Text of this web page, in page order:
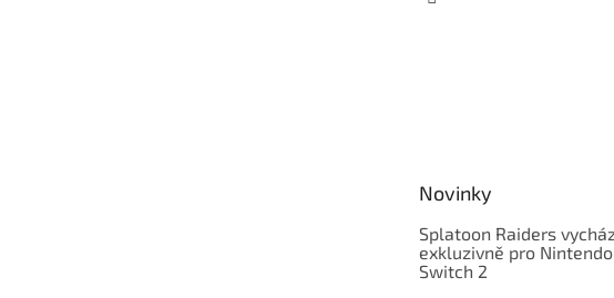
Novinky
Splatoon Raiders
exkluzivně pro Nintendo
Switch 2